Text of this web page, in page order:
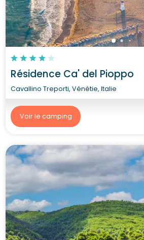
Résidence Ca' del Pioppo
Cavallino Treporti, Vénétie, Italie
Voir le camping